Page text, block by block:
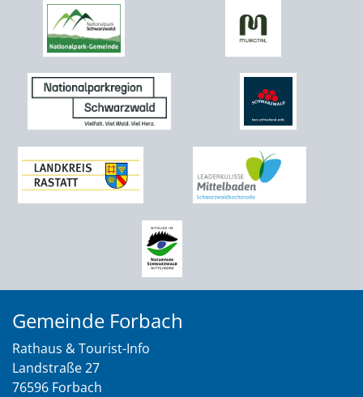
Gemeinde Forbach
Rathaus & Tourist-Info
Landstraße 27
76596 Forbach